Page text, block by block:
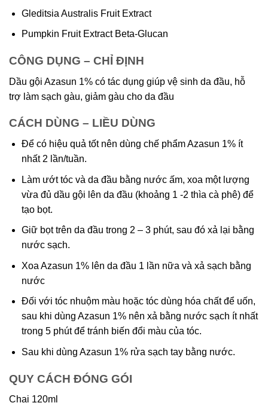
Gleditsia Australis Fruit Extract
Pumpkin Fruit Extract Beta-Glucan
CÔNG DỤNG – CHỈ ĐỊNH
Dầu gội Azasun 1% có tác dụng giúp vệ sinh da đầu, hỗ
trợ làm sạch gàu, giảm gàu cho da đầu
CÁCH DÙNG – LIỀU DÙNG
Để có hiệu quả tốt nên dùng chế phẩm Azasun 1% ít
nhất 2 lần/tuần.
Làm ướt tóc và da đầu bằng nước ấm, xoa một lượng
vừa đủ dầu gội lên da đầu (khoảng 1 -2 thìa cà phê) để
tạo bọt.
Giữ bọt trên da đầu trong 2 – 3 phút, sau đó xả lại bằng
nước sạch.
Xoa Azasun 1% lên da đầu 1 lần nữa và xả sạch bằng
nước
Đối với tóc nhuộm màu hoặc tóc dùng hóa chất để uốn,
sau khi dùng Azasun 1% nên xả bằng nước sạch ít nhất
trong 5 phút để tránh biến đổi màu của tóc.
Sau khi dùng Azasun 1% rửa sạch tay bằng nước.
QUY CÁCH ĐÓNG GÓI
Chai 120ml